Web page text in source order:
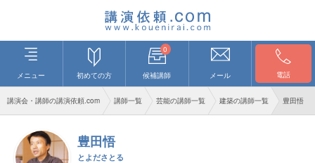
メニュー 初めての方
0
候補講師 メール 電話
講演会・講師の講演依頼.com 講師一覧 芸能の講師一覧 建築の講師一覧 豊田悟
豊田悟
とよださとる